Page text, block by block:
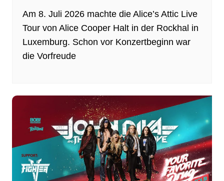
Am 8. Juli 2026 machte die Alice’s Attic Live
Tour von Alice Cooper Halt in der Rockhal in
Luxemburg. Schon vor Konzertbeginn war
die Vorfreude